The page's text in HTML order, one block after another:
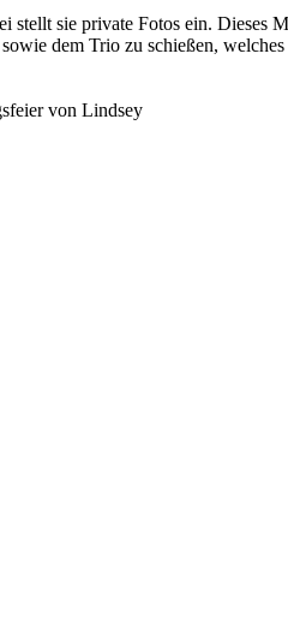
sie private Fotos ein. Dieses
dem Trio zu schießen,